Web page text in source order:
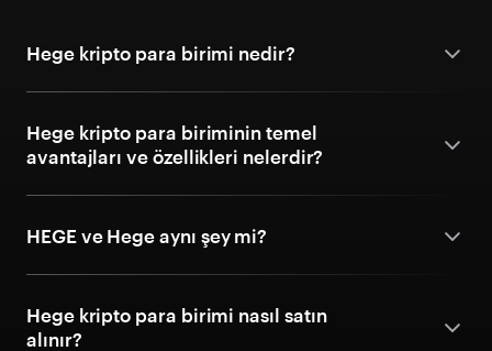
Hege kripto para birimi nedir?
Hege kripto para biriminin temel
avantajları ve özellikleri nelerdir?
HEGE ve Hege aynı şey mi?
Hege kripto para birimi nasıl satın
alınır?